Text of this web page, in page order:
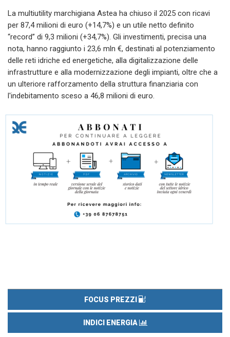
La multiutility marchigiana Astea ha chiuso il 2025 con ricavi
per 87,4 milioni di euro (+14,7%) e un utile netto definito
“record” di 9,3 milioni (+34,7%). Gli investimenti, precisa una
nota, hanno raggiunto i 23,6 mln €, destinati al potenziamento
delle reti idriche ed energetiche, alla digitalizzazione delle
infrastrutture e alla modernizzazione degli impianti, oltre che a
un ulteriore rafforzamento della struttura finanziaria con
l'indebitamento sceso a 46,8 milioni di euro.
FOCUS PREZZI
INDICI ENERGIA